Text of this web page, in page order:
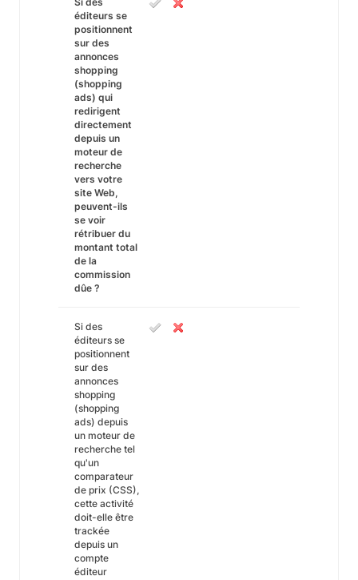
éditeurs se
positionnent
sur des
annonces
shopping
(shopping
ads) qui
redirigent
directement
depuis un
moteur de
recherche
vers votre
site Web,
peuvent-ils
se voir
rétribuer du
montant total
de la
commission
dûe ?
Si des
éditeurs se
positionnent
sur des
annonces
shopping
(shopping
ads) depuis
un moteur de
recherche tel
qu'un
comparateur
de prix (CSS),
cette activité
doit-elle être
trackée
depuis un
compte
éditeur